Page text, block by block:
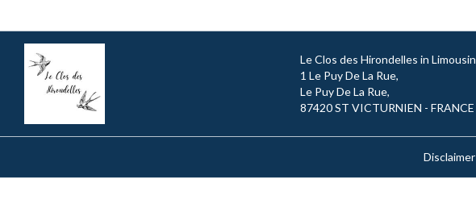
Le Clos des Hirondelles in Limousin
1 Le Puy De La Rue,
Le Puy De La Rue,
87420 ST VICTURNIEN - FRANCE
Disclaimer